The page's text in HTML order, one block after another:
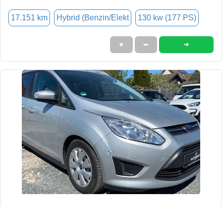
17.151 km Hybrid (Benzin/Elekt 130 kw (177 PS)
★ ➦ ➜